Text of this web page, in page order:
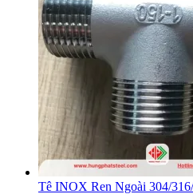
Tê INOX Ren Ngoài 304/